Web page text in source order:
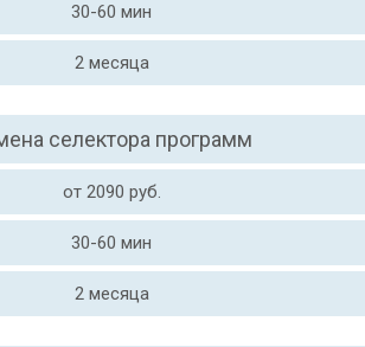
30-60 мин
2 месяца
селектора программ
от 2090 руб.
30-60 мин
2 месяца